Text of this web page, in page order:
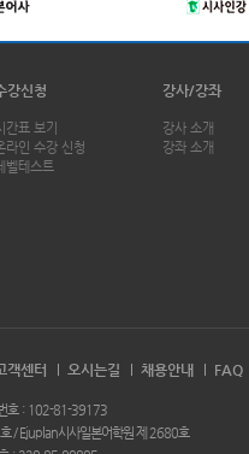
강신청
간표 보기
라인 수강 신청
벨테스트
강사/강좌
강사 소개
강좌 소개
객센터 오시는길 채용안내 FAQ
호
102-81-39173
/ Ejuplan시사일본어학원 제 2680호